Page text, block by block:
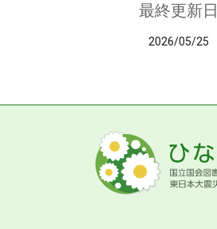
最終更新日
2026/05/25